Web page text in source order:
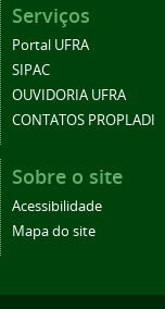
Serviços
Portal UFRA
SIPAC
OUVIDORIA UFRA
CONTATOS PROPLADI
Sobre o site
Acessibilidade
Mapa do site